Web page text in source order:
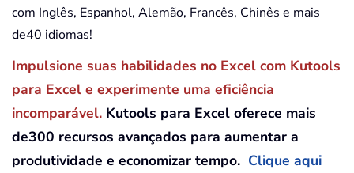
com Inglês, Espanhol, Alemão, Francês, Chinês e mais
de40 idiomas!
Impulsione suas habilidades no Excel com Kutools
para Excel e experimente uma eficiência
incomparável. Kutools para Excel oferece mais
de300 recursos avançados para aumentar a
produtividade e economizar tempo. Clique aqui